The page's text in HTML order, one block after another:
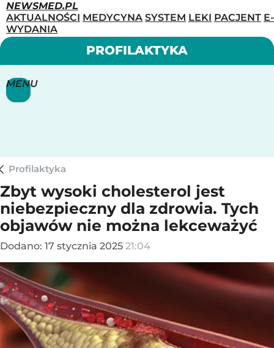
NEWSMED.PL
AKTUALNOŚCI MEDYCYNA SYSTEM LEKI PACJENT E-
WYDANIA
MENU
PROFILAKTYKA
Profilaktyka
Zbyt wysoki cholesterol jest
niebezpieczny dla zdrowia. Tych
objawów nie można lekceważyć
Dodano: 17 stycznia 2025 21:04